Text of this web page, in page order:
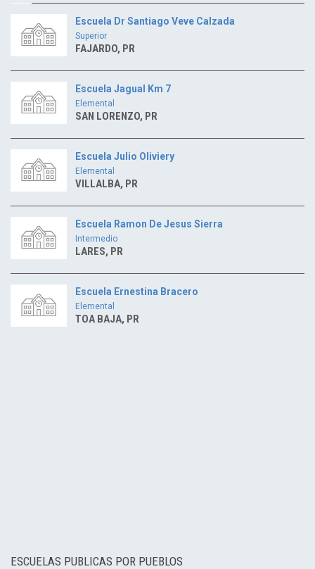
Escuela Dr Santiago Veve Calzada
Superior
FAJARDO, PR
Escuela Jagual Km 7
Elemental
SAN LORENZO, PR
Escuela Julio Oliviery
Elemental
VILLALBA, PR
Escuela Ramon De Jesus Sierra
Intermedio
LARES, PR
Escuela Ernestina Bracero
Elemental
TOA BAJA, PR
ESCUELAS PUBLICAS POR PUEBLOS